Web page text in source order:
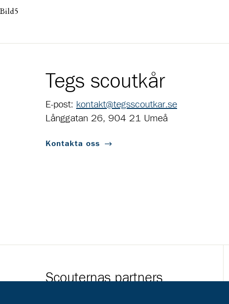
Bild5
Tegs scoutkår
E-post: kontakt@tegsscoutkar.se
Långgatan 26, 904 21 Umeå
Kontakta oss
Scouternas partners